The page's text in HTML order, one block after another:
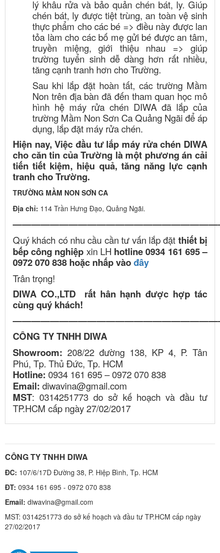
lý khâu rửa và bảo quản chén bát, ly. Giúp
chén bát, ly được tiệt trùng, an toàn vệ sinh
thực phẩm cho các bé => điều này được lan
tỏa làm cho các bố mẹ gửi bé được an tâm,
truyền miệng, giới thiệu nhau => giúp
trường tuyển sinh dễ dàng hơn rất nhiều,
tăng cạnh tranh hơn cho Trường.
Sau khi lắp đặt hoàn tất, các trường Mầm
Non trên địa bàn đã đến tham quan học mô
hình hệ máy rửa chén DIWA đã lắp của
trường Mầm Non Sơn Ca Quảng Ngãi để áp
dụng, lắp đặt máy rửa chén.
Hiện nay, Việc đầu tư lắp máy rửa chén DIWA
cho căn tin của Trường là một phương án cải
tiến tiết kiệm, hiệu quả, tăng năng lực cạnh
tranh cho Trường.
TRƯỜNG MẦM NON SƠN CA
Địa chỉ: 114 Trần Hưng Đạo, Quảng Ngãi.
Quý khách có nhu cầu cần tư vấn lắp đặt thiết bị
bếp công nghiệp xin LH hotline 0934 161 695 –
0972 070 838 hoặc nhấp vàođây
Trân trọng!
DIWA CO.,LTD rất hân hạnh được hợp tác
cùng quý khách!
CÔNG TY TNHH DIWA
Showroom: 208/22 đường 138, KP 4, P. Tân
Phú, Tp. Thủ Đức, Tp. HCM
Hotline: 0934 161 695 – 0972 070 838
Email: diwavina@gmail.com
MST: 0314251773 do sở kế hoạch và đầu tư
TP.HCM cấp ngày 27/02/2017
CÔNG TY TNHH DIWA
ĐC: 107/6/17D Đường 38, P. Hiệp Bình, Tp. HCM
ĐT: 0934 161 695 - 0972 070 838
Email: diwavina@gmail.com
MST: 0314251773 do sở kế hoạch và đầu tư TP.HCM cấp ngày
27/02/2017